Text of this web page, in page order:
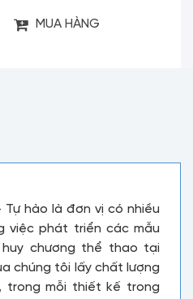
MUA HÀNG
Tự hào là đơn vị có nhiều
việc phát triển các mẫu
chương thể thao tại
chúng tôi lấy chất lượng
trong mỗi thiết kế trong